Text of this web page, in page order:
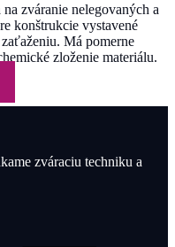
zváranie nelegovaných a
konštrukcie vystavené
Má pomerne
zloženie materiálu.
zváraciu techniku a